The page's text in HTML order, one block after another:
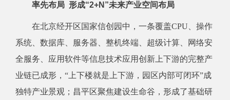
率先布局 形成“2+N”未来产业空间布局
在北京经开区国家信创园中，一条覆盖CPU、操作
系统、数据库、服务器、整机终端、超级计算、网络安
全服务、应用软件等信息技术应用创新上下游的完整产
业链已成形，“上下楼就是上下游，园区内部可闭环”成
独特产业景观；昌平区聚焦建设生命谷，形成了基础研